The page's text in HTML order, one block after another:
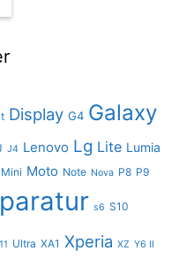
Display G4 Galaxy
J4 Lenovo Lg Lite Lumia
Mini Moto Note Nova P8 P9
s6 S10
Ultra XA1 Xperia XZ Y6 II